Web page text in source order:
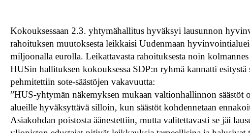
Kokouksessaan 2.3. yhtymähallitus hyväksyi lausunnon
rahoituksen muutoksesta leikkaisi Uudenmaan
miljoonalla eurolla. Leikattavasta rahoituksesta noin
HUSin hallituksen kokouksessa SDP:n ryhmä kannatti esitystä
pehmitettiin sote-säästöjen vakavuutta:
”HUS-yhtymän näkemyksen mukaan valtionhallinnon säästöt
alueille hyväksyttävä silloin, kun säästöt kohdennetaan
Asiakohdan poistosta äänestettiin, mutta valitettavasti se jäi